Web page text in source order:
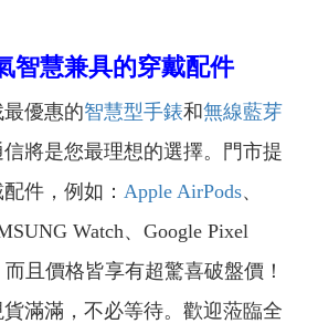
智慧兼具的穿戴配件
優惠的智慧型手錶和無線藍芽
信將是您最理想的選擇。門市提
件，例如 ： Apple AirPods、
Watch、Google Pixel
且價格皆享有超驚喜破盤價！
滿滿，不必等待。歡迎蒞臨全